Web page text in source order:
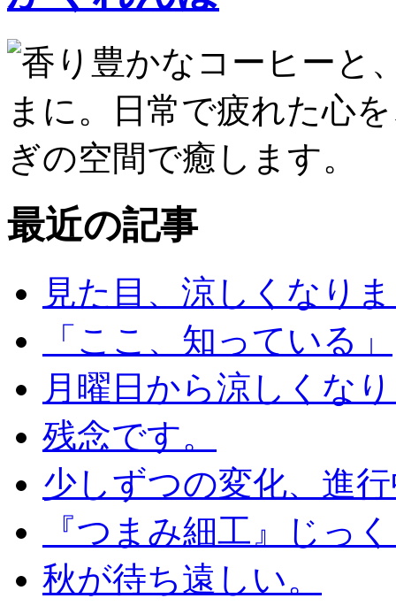
最近の記事
見た目、涼しくなり
「ここ、知っている」
月曜日から涼しくな
残念です。
少しずつの変化、進
『つまみ細工』じっ
秋が待ち遠しい。